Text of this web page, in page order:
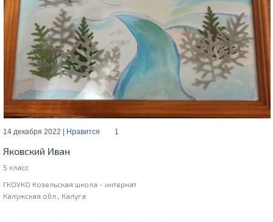
14 декабря 2022 | Нравится 1
Яковский Иван
5 класс
ГКОУКО Козельская школа - интернат
Калужская обл., Калуга